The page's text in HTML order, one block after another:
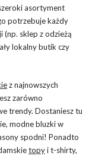
asortyment
potrzebuje każdy
(np. sklep z odzieżą
lokalny butik czy
z najnowszych
zarówno
trendy. Dostaniesz tu
modne bluzki w
spodni! Ponadto
topyi t-shirty,